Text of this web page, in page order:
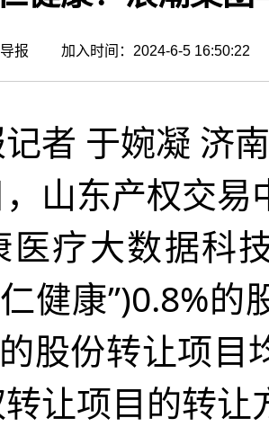
济导报 加入时间：2024-6-5
于婉凝 济
东产权交易
医疗大数据科
健康”)0.8%的
股份转让项目
让项目的转让